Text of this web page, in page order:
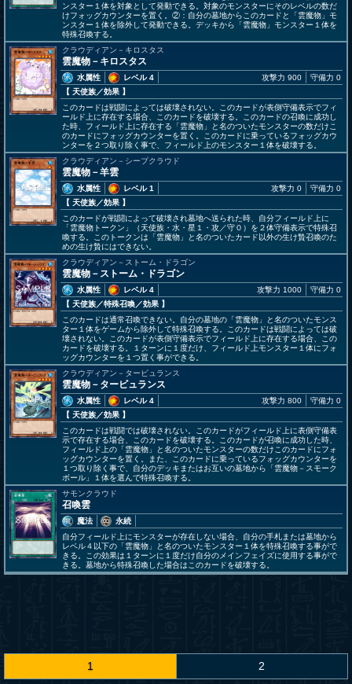
ンスター１体を対象として発動できる。対象のモンスターにそのレベルの数だ
けフォッグカウンターを置く。②：自分の墓地からこのカードと「雲魔物」モ
ンスター１体を除外して発動できる。デッキから「雲魔物」モンスター１体を
特殊召喚する。
クラウディアン－キロスタス
雲魔物－キロスタス
水属性
レベル 4
【 天使族／効果 】
攻撃力 900 守備力 0
このカードは戦闘によっては破壊されない。このカードが表側守備表示でフィ
ールド上に存在する場合、このカードを破壊する。このカードの召喚に成功し
た時、フィールド上に存在する「雲魔物」と名のついたモンスターの数だけこ
のカードにフォッグカウンターを置く。このカードに乗っているフォッグカウ
ンターを２つ取り除く事で、フィールド上のモンスター１体を破壊する。
クラウディアン－シープクラウド
雲魔物－羊雲
水属性
レベル 1
【 天使族／効果 】
攻撃力 0 守備力 0
このカードが戦闘によって破壊され墓地へ送られた時、自分フィールド上に
「雲魔物トークン」（天使族・水・星１・攻／守０）を２体守備表示で特殊召
喚する。このトークンは「雲魔物」と名のついたカード以外の生け贄召喚のた
めの生け贄にはできない。
クラウディアン－ストーム・ドラゴン
雲魔物－ストーム・ドラゴン
水属性
レベル 4
【 天使族／特殊召喚／効果 】
攻撃力 1000 守備力 0
このカードは通常召喚できない。自分の墓地の「雲魔物」と名のついたモンス
ター１体をゲームから除外して特殊召喚する。このカードは戦闘によっては破
壊されない。このカードが表側守備表示でフィールド上に存在する場合、この
カードを破壊する。１ターンに１度だけ、フィールド上モンスター１体にフォ
ッグカウンターを１つ置く事ができる。
クラウディアン－タービュランス
雲魔物－タービュランス
水属性
レベル 4
【 天使族／効果 】
攻撃力 800 守備力 0
このカードは戦闘では破壊されない。このカードがフィールド上に表側守備表
示で存在する場合、このカードを破壊する。このカードが召喚に成功した時、
フィールド上の「雲魔物」と名のついたモンスターの数だけこのカードにフォ
ッグカウンターを置く。また、このカードに乗っているフォッグカウンターを
１つ取り除く事で、自分のデッキまたはお互いの墓地から「雲魔物－スモーク
ボール」１体を選んで特殊召喚する。
サモンクラウド
召喚雲
魔法
永続
自分フィールド上にモンスターが存在しない場合、自分の手札または墓地から
レベル４以下の「雲魔物」と名のついたモンスター１体を特殊召喚する事がで
きる。この効果は１ターンに１度だけ自分のメインフェイズに使用する事がで
きる。墓地から特殊召喚した場合はこのカードを破壊する。
1 2